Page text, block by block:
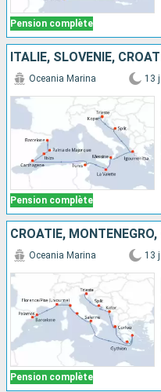
Pension complète
Pension complète
Oceania Marina 13 j
Pension complète
Oceania Marina 13 j